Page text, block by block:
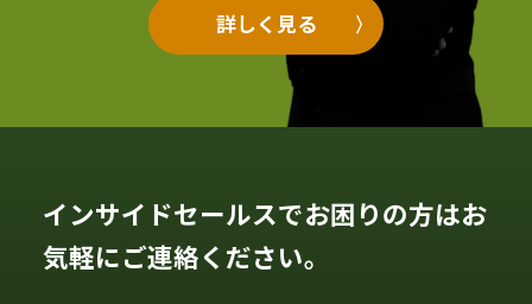
詳しく見る
インサイドセールスでお困りの方はお
気軽にご連絡ください。